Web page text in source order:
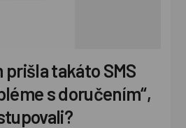
prišla takáto SMS
s doručením“,